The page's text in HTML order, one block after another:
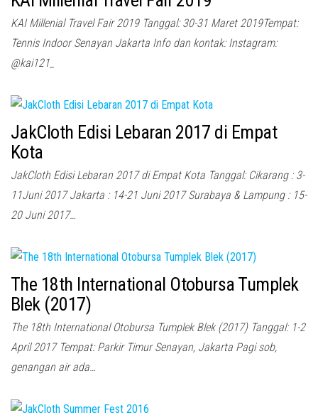
KAI Millenial Travel Fair 2019 Tanggal: 30-31 Maret 2019Tempat:
Tennis Indoor Senayan Jakarta Info dan kontak: Instagram:
@kai121_
JakCloth Edisi Lebaran 2017 di Empat
Kota
JakCloth Edisi Lebaran 2017 di Empat Kota Tanggal: Cikarang : 3-
11Juni 2017 Jakarta : 14-21 Juni 2017 Surabaya & Lampung : 15-
20 Juni 2017…
The 18th International Otobursa Tumplek
Blek (2017)
The 18th International Otobursa Tumplek Blek (2017) Tanggal: 1-2
April 2017 Tempat: Parkir Timur Senayan, Jakarta Pagi sob,
genangan air ada…